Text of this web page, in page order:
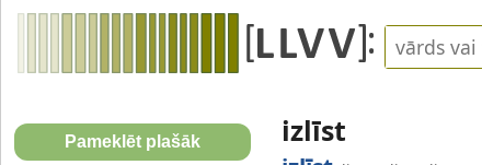
izlīst
Pameklēt plašāk